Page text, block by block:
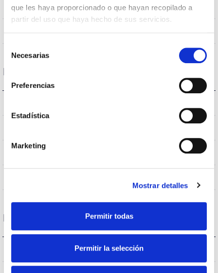
que les haya proporcionado o que hayan recopilado a
partir del uso que haya hecho de sus servicios.
consentimiento
Necesarias
Preferencias
Estadística
Marketing
Mostrar detalles
Permitir todas
Permitir la selección
Opening angle 120
Housing and Finish
GRIS
Performance
723-735-729lm